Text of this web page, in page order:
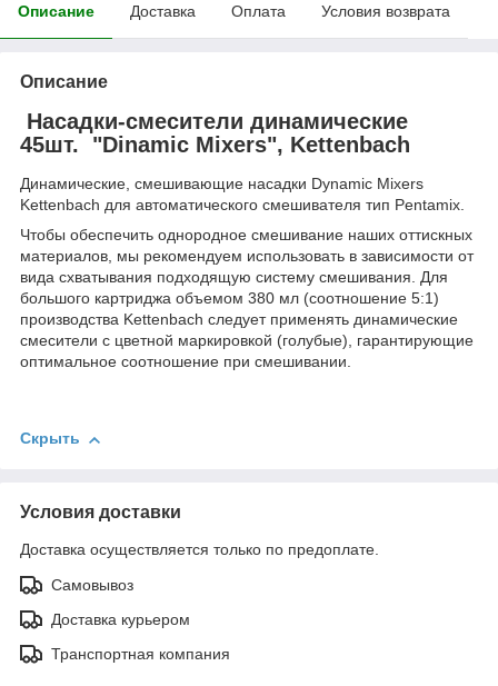
Описание Доставка Оплата Условия возврата
Описание
Насадки-смесители динамические
45шт. "Dinamic Mixers", Kettenbach
Динамические, смешивающие насадки Dynamic Mixers
Kettenbach для автоматического смешивателя тип Pentamix.
Чтобы обеспечить однородное смешивание наших оттискных
материалов, мы рекомендуем использовать в зависимости от
вида схватывания подходящую систему смешивания. Для
большого картриджа объемом 380 мл (соотношение 5:1)
производства Kettenbach следует применять динамические
смесители с цветной маркировкой (голубые), гарантирующие
оптимальное соотношение при смешивании.
Скрыть
Условия доставки
Доставка осуществляется только по предоплате.
Самовывоз
Доставка курьером
Транспортная компания